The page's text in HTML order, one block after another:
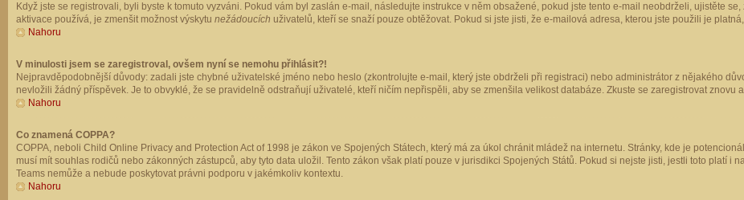
Když jste se registrovali, byli byste k tomuto vyzváni. Pokud vám byl zaslán e-mail, následujte instrukce v něm obsažené, pokud jste tento e-mail neobdrželi, ujistěte
aktivace používá, je zmenšit možnost výskytu nežádoucích uživatelů, kteří se snaží pouze obtěžovat. Pokud si jste jisti, že e-mailová adresa, kterou jste použili je
Nahoru
V minulosti jsem se zaregistroval, ovšem nyní se nemohu přihlásit?!
Nejpravděpodobnější důvody: zadali jste chybné uživatelské jméno nebo heslo (zkontrolujte e-mail, který jste obdrželi při registraci) nebo administrátor z nějakého
nevložili žádný příspěvek. Je to obvyklé, že se pravidelně odstraňují uživatelé, kteří ničím nepřispěli, aby se zmenšila velikost databáze. Zkuste se zaregistrovat znovu
Nahoru
Co znamená COPPA?
COPPA, neboli Child Online Privacy and Protection Act of 1998 je zákon ve Spojených Státech, který má za úkol chránit mládež na internetu. Stránky, kde je
musí mít souhlas rodičů nebo zákonných zástupců, aby tyto data uložil. Tento zákon však platí pouze v jurisdikci Spojených Států. Pokud si nejste jisti, jestli toto platí i
Teams nemůže a nebude poskytovat právni podporu v jakémkoliv kontextu.
Nahoru